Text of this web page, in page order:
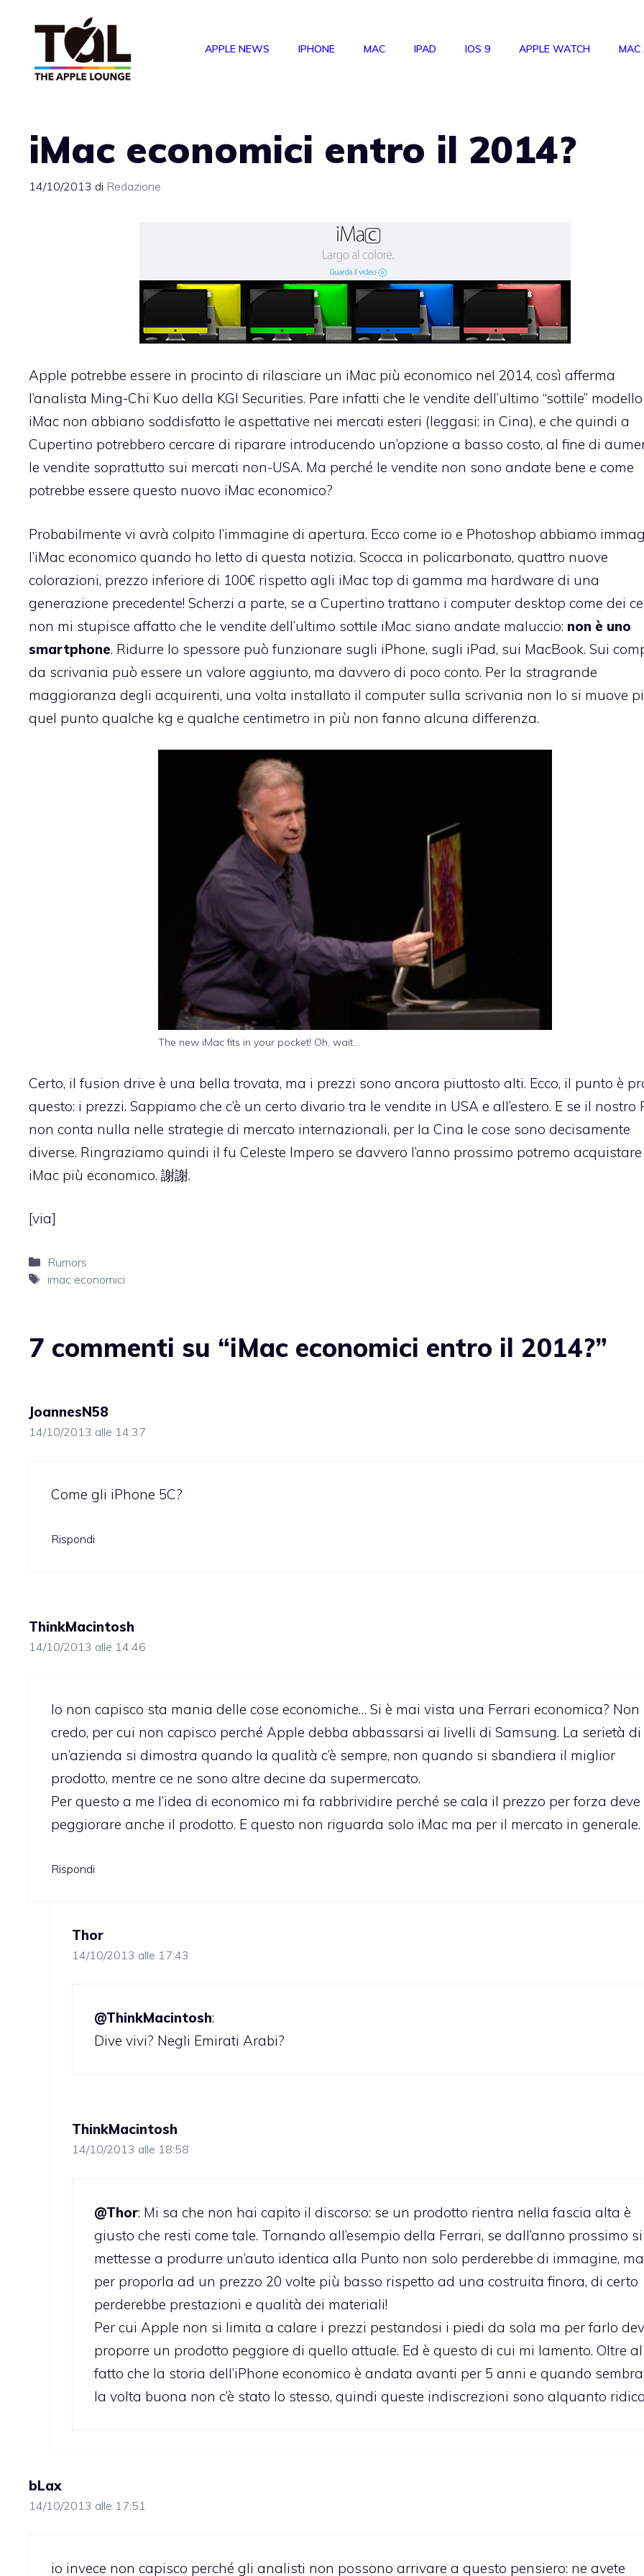
APPLE NEWS IPHONE MAC IPAD IOS 9 APPLE WATCH MAC
iMac economici entro il 2014?
14/10/2013 di Redazione
Apple potrebbe essere in procinto di rilasciare un iMac più economico nel 2014, così afferma
l’analista Ming-Chi Kuo della KGI Securities. Pare infatti che le vendite dell’ultimo “sottile”
iMac non abbiano soddisfatto le aspettative nei mercati esteri (leggasi: in Cina), e che quindi a
Cupertino potrebbero cercare di riparare introducendo un’opzione a basso costo, al fine di
le vendite soprattutto sui mercati non-USA. Ma perché le vendite non sono andate bene e come
potrebbe essere questo nuovo iMac economico?
Probabilmente vi avrà colpito l’immagine di apertura. Ecco come io e Photoshop abbiamo
l’iMac economico quando ho letto di questa notizia. Scocca in policarbonato, quattro nuove
colorazioni, prezzo inferiore di 100€ rispetto agli iMac top di gamma ma hardware di una
generazione precedente! Scherzi a parte, se a Cupertino trattano i computer desktop come dei
non mi stupisce affatto che le vendite dell’ultimo sottile iMac siano andate maluccio: non è uno
smartphone. Ridurre lo spessore può funzionare sugli iPhone, sugli iPad, sui MacBook. Sui
da scrivania può essere un valore aggiunto, ma davvero di poco conto. Per la stragrande
maggioranza degli acquirenti, una volta installato il computer sulla scrivania non lo si muove
quel punto qualche kg e qualche centimetro in più non fanno alcuna differenza.
The new iMac fits in your pocket! Oh, wait…
Certo, il fusion drive è una bella trovata, ma i prezzi sono ancora piuttosto alti. Ecco, il punto è
questo: i prezzi. Sappiamo che c’è un certo divario tra le vendite in USA e all’estero. E se il nostro
non conta nulla nelle strategie di mercato internazionali, per la Cina le cose sono decisamente
diverse. Ringraziamo quindi il fu Celeste Impero se davvero l’anno prossimo potremo
iMac più economico. 謝謝.
[via]
Categorie
Rumors
Tag
imac economici
7 commenti su “iMac economici entro il 2014?”
JoannesN58
14/10/2013 alle 14:37
Come gli iPhone 5C?
Rispondi
ThinkMacintosh
14/10/2013 alle 14:46
Io non capisco sta mania delle cose economiche… Si è mai vista una Ferrari economica? Non
credo, per cui non capisco perché Apple debba abbassarsi ai livelli di Samsung. La serietà di
un’azienda si dimostra quando la qualità c’è sempre, non quando si sbandiera il miglior
prodotto, mentre ce ne sono altre decine da supermercato.
Per questo a me l’idea di economico mi fa rabbrividire perché se cala il prezzo per forza deve
peggiorare anche il prodotto. E questo non riguarda solo iMac ma per il mercato in generale.
Rispondi
Thor
14/10/2013 alle 17:43
@ThinkMacintosh:
Dive vivi? Negli Emirati Arabi?
ThinkMacintosh
14/10/2013 alle 18:58
@Thor: Mi sa che non hai capito il discorso: se un prodotto rientra nella fascia alta è
giusto che resti come tale. Tornando all’esempio della Ferrari, se dall’anno prossimo si
mettesse a produrre un’auto identica alla Punto non solo perderebbe di immagine, ma
per proporla ad un prezzo 20 volte più basso rispetto ad una costruita finora, di certo
perderebbe prestazioni e qualità dei materiali!
Per cui Apple non si limita a calare i prezzi pestandosi i piedi da sola ma per farlo
proporre un prodotto peggiore di quello attuale. Ed è questo di cui mi lamento. Oltre al
fatto che la storia dell’iPhone economico è andata avanti per 5 anni e quando
la volta buona non c’è stato lo stesso, quindi queste indiscrezioni sono alquanto
bLax
14/10/2013 alle 17:51
io invece non capisco perché gli analisti non possono arrivare a questo pensiero: ne avete